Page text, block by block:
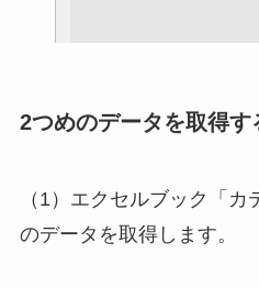
2つめのデータを取得す
（1）エクセルブック「カ
のデータを取得します。